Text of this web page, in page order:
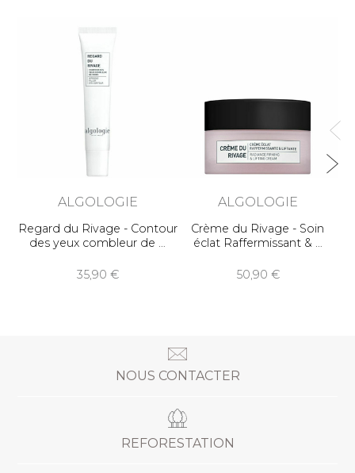
ALGOLOGIE
Regard du Rivage - Contour
des yeux combleur de
35,90
ALGOLOGIE
Crème du Rivage - Soin
éclat Raffermissant &
50,90
NOUS CONTACTER
REFORESTATION